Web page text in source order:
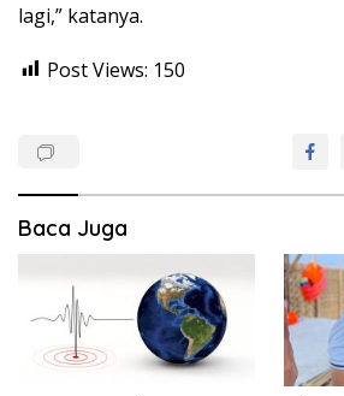
lagi,” katanya.
Post Views: 150
Baca Juga